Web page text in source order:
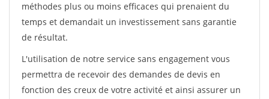
méthodes plus ou moins efficaces qui prenaient du
temps et demandait un investissement sans garantie
de résultat.
L'utilisation de notre service sans engagement vous
permettra de recevoir des demandes de devis en
fonction des creux de votre activité et ainsi assurer un